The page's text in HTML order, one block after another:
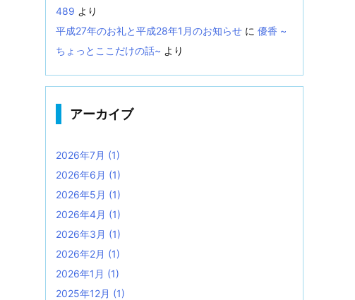
489 より
平成27年のお礼と平成28年1月のお知らせ に 優香 ~
ちょっとここだけの話~ より
アーカイブ
2026年7月 (1)
2026年6月 (1)
2026年5月 (1)
2026年4月 (1)
2026年3月 (1)
2026年2月 (1)
2026年1月 (1)
2025年12月 (1)